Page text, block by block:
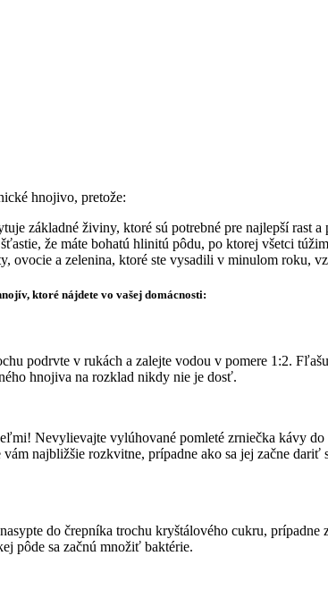
hnojivo, pretože:
základné živiny, ktoré sú potrebné pre najlepší rast a
že máte bohatú hlinitú pôdu, po ktorej všetci
ovocie a zelenina, ktoré ste vysadili v minulom roku,
ktoré nájdete vo vašej domácnosti:
podrvte v rukách a zalejte vodou v pomere 1:2.
hnojiva na rozklad nikdy nie je dosť.
Nevylievajte vylúhované pomleté zrniečka kávy
najbližšie rozkvitne, prípadne ako sa jej začne
do črepníka trochu kryštálového cukru,
pôde sa začnú množiť baktérie.